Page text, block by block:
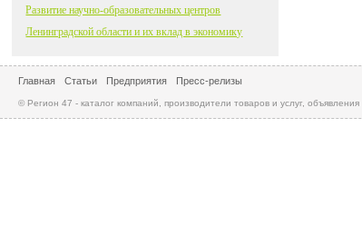
Развитие научно-образовательных центров
Ленинградской области и их вклад в экономику
Главная Статьи Предприятия Пресс-релизы
© Регион 47 - каталог компаний, производители товаров и услуг, объявления